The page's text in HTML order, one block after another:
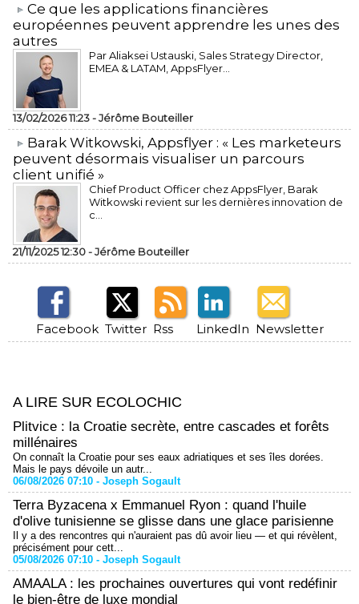
​Ce que les applications financières
européennes peuvent apprendre les unes des
autres
Par Aliaksei Ustauski, Sales Strategy Director,
EMEA & LATAM, AppsFlyer...
13/02/2026 11:23 -Jérôme Bouteiller
​Barak Witkowski, Appsflyer : « Les marketeurs
peuvent désormais visualiser un parcours
client unifié »
Chief Product Officer chez AppsFlyer, ​Barak
Witkowski revient sur les dernières innovation de
c...
21/11/2025 12:30 -Jérôme Bouteiller
Facebook Twitter Rss LinkedIn Newsletter
A LIRE SUR ECOLOCHIC
Plitvice : la Croatie secrète, entre cascades et forêts
millénaires
On connaît la Croatie pour ses eaux adriatiques et ses îles dorées.
Mais le pays dévoile un autr...
06/08/2026 07:10 - Joseph Sogault
Terra Byzacena x Emmanuel Ryon : quand l'huile
d'olive tunisienne se glisse dans une glace parisienne
Il y a des rencontres qui n'auraient pas dû avoir lieu — et qui révèlent,
précisément pour cett...
05/08/2026 07:10 - Joseph Sogault
AMAALA : les prochaines ouvertures qui vont redéfinir
le bien-être de luxe mondial